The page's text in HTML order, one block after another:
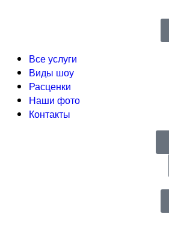
Все услуги
Виды шоу
Расценки
Наши фото
Контакты